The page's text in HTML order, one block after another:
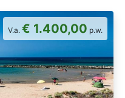
V.a. € 1.400,00 p.w.